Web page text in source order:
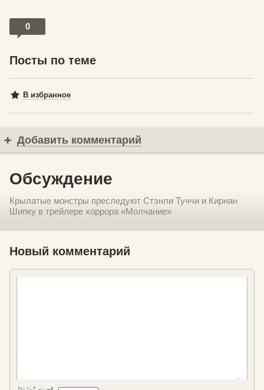
0
Посты по теме
В избранное
Добавить комментарий
Обсуждение
Крылатые монстры преследуют Стэнли Туччи и Кирнан
Шипку в трейлере хоррора «Молчание»
Новый комментарий